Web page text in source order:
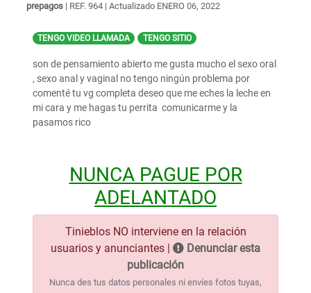
prepagos | REF. 964 | Actualizado ENERO 06, 2022
TENGO VIDEO LLAMADA TENGO SITIO
son de pensamiento abierto me gusta mucho el sexo oral
, sexo anal y vaginal no tengo ningún problema por
comenté tu vg completa deseo que me eches la leche en
mi cara y me hagas tu perrita comunicarme y la
pasamos rico
NUNCA PAGUE POR
ADELANTADO
Tinieblos NO interviene en la relación
usuarios y anunciantes |
Denunciar esta
publicación
Nunca des tus datos personales ni envíes fotos tuyas,